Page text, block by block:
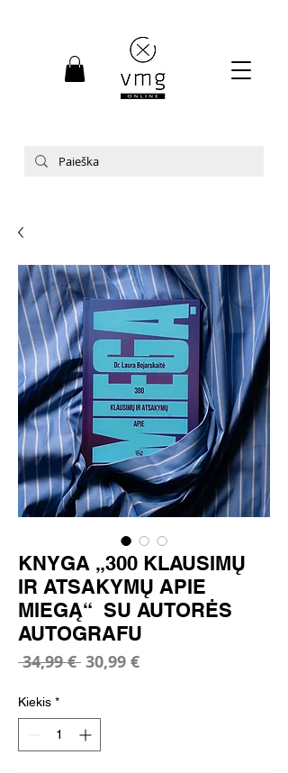
KNYGA „300 KLAUSIMŲ
IR ATSAKYMŲ APIE
MIEGĄ“ SU AUTORĖS
AUTOGRAFU
34,99 € Įprastinė
30,99 €Pardavimo
Kiekis *